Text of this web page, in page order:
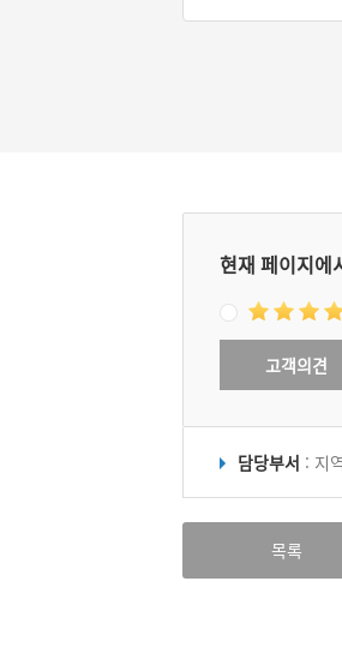
현재 페이지에
고객의견
담당부서 : 지
목록